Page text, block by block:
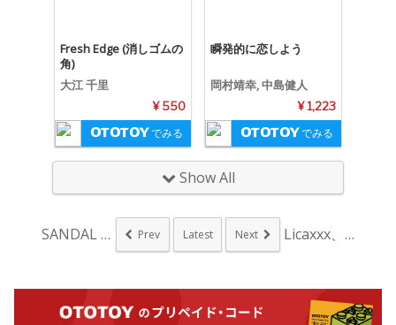
Fresh Edge (消しゴムの
角)
大江 千里
¥ 550
でみる
瞬発的に恋しよう
岡村靖幸, 中島健人
¥ 1,223
でみる
Show All
SANDAL TEL... Prev Latest Next Licaxxx、4年...